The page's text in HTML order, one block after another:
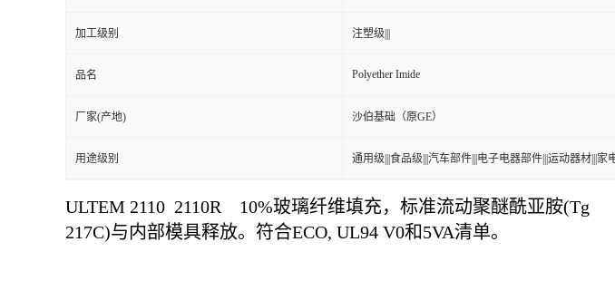
加工级别 注塑级|||
品名 Polyether Imide
厂家(产地) 沙伯基础（原GE）
用途级别 通用级|||食品级|||汽车部件|||电子电器部件|||运动器材|||家
ULTEM 2110 2110R 10%玻璃纤维填充，标准流动聚醚酰亚胺(Tg
217C)与内部模具释放。符合ECO, UL94 V0和5VA清单。